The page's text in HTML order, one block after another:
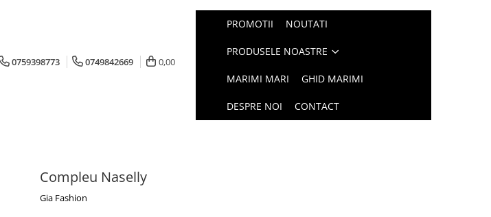
0759398773 0749842669 0,00
PROMOTII NOUTATI
PRODUSELE NOASTRE
MARIMI MARI GHID MARIMI
DESPRE NOI CONTACT
Compleu Naselly
Gia Fashion